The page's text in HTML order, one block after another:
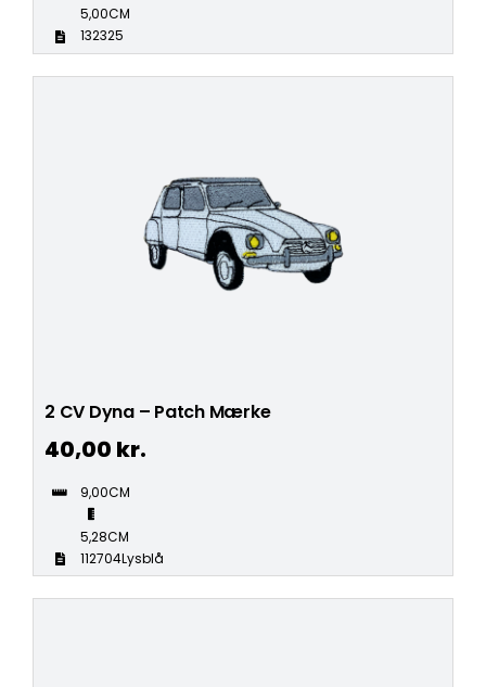
5,00CM
132325
2 CV Dyna – Patch Mærke
40,00 kr.
9,00CM
5,28CM
112704Lysblå